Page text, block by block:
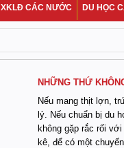
XKLĐ CÁC NƯỚC DU HỌC
NHỮNG THỨ
Nếu mang thịt lợn,
lý. Nếu chuẩn bị du
không gặp rắc rối
kê, để có một